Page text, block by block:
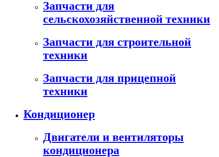
Запчасти для
сельскохозяйственной техники
Запчасти для строительной
техники
Запчасти для прицепной
техники
Кондиционер
Двигатели и вентиляторы
кондиционера